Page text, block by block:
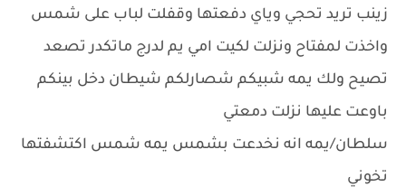
زينب تريد تحجي وياي دفعتها وقفلت لباب على شمس
واخذت لمفتاح ونزلت لكيت امي يم لدرج ماتكدر تصعد
تصيح ولك يمه شبيكم شصارلكم شيطان دخل بينكم
باوعت عليها نزلت دمعتي
سلطان/يمه انه نخدعت بشمس يمه شمس اكتشفتها
تخوني